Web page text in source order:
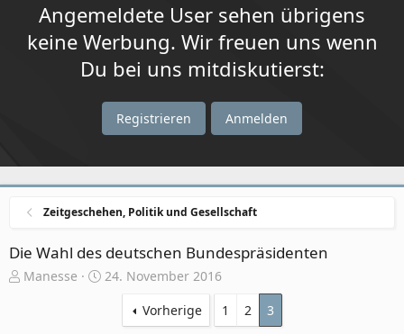
Angemeldete User sehen übrigens
keine Werbung. Wir freuen uns wenn
Du bei uns mitdiskutierst:
Registrieren Anmelden
Zeitgeschehen, Politik und Gesellschaft
Die Wahl des deutschen Bundespräsidenten
E
Manesse
E
24. November 2016
Vorherige
1 2 3